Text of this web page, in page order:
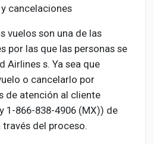
cancelaciones
vuelos son una de las
por las que las personas se
Airlines s. Ya sea que
o cancelarlo por
de atención al cliente
1-866-838-4906 (MX)) de
través del proceso.